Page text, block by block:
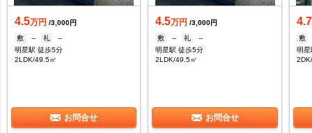
4.5万円 /3,000円
敷
-- 礼
--
明星駅 徒歩5分
2LDK/49.5㎡
お問合せ
4.5万円 /3,000円
敷
-- 礼
--
明星駅 徒歩5分
2LDK/49.5㎡
お問合せ
敷
明星